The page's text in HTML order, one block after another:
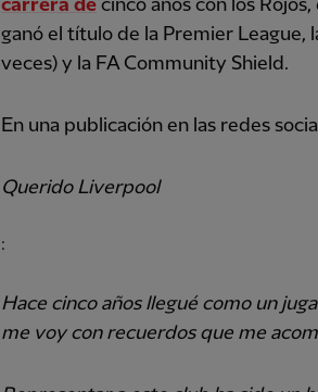
carrera de cinco años con los
ganó el título de la Premier League,
veces) y la FA Community Shield.
En una publicación en las redes
Querido Liverpool
:
Hace cinco años llegué como un
me voy con recuerdos que me